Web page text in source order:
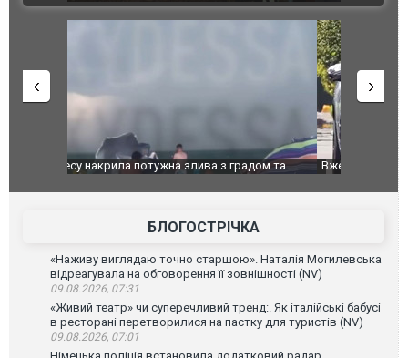
Вже вивели на тести: Ferrari готує оновлення
Вийшов
фільму
БЛОГОСТРІЧКА
«Наживу виглядаю точно старшою». Наталія Могилевська
відреагувала на обговорення її зовнішності (NV)
09.08.2026, 07:31
«Живий театр» чи суперечливий тренд:. Як італійські бабусі
в ресторані перетворилися на пастку для туристів (NV)
09.08.2026, 07:01